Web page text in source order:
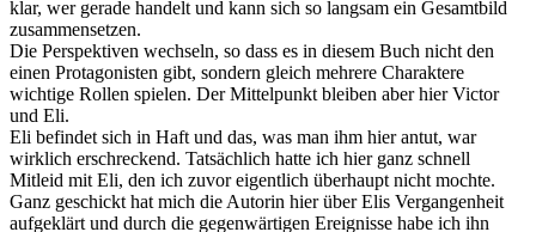
klar, wer gerade handelt und kann sich so langsam ein Gesamtbild
zusammensetzen.
Die Perspektiven wechseln, so dass es in diesem Buch nicht den
einen Protagonisten gibt, sondern gleich mehrere Charaktere
wichtige Rollen spielen. Der Mittelpunkt bleiben aber hier Victor
und Eli.
Eli befindet sich in Haft und das, was man ihm hier antut, war
wirklich erschreckend. Tatsächlich hatte ich hier ganz schnell
Mitleid mit Eli, den ich zuvor eigentlich überhaupt nicht mochte.
Ganz geschickt hat mich die Autorin hier über Elis Vergangenheit
aufgeklärt und durch die gegenwärtigen Ereignisse habe ich ihn